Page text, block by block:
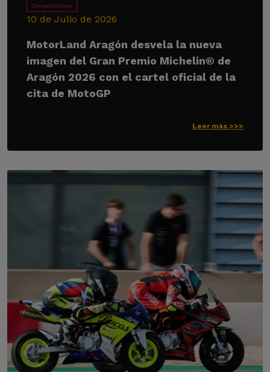
Competiciones
10 de Julio de 2026
MotorLand Aragón desvela la nueva
imagen del Gran Premio Michelin® de
Aragón 2026 con el cartel oficial de la
cita de MotoGP
Leer más >>>